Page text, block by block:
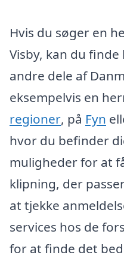
Hvis du søger en
Visby, kan du
andre dele af
eksempelvis en
regioner, på Fyn
hvor du befinder
muligheder for at
klipning, der
at tjekke
services hos de
for at finde det